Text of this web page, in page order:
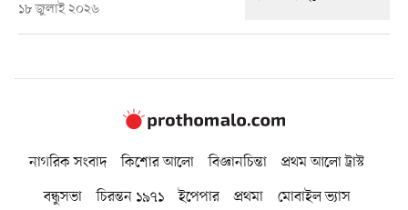
১৮ জুলাই ২০২৬
নাগরিক সংবাদ কিশোর আলো বিজ্ঞানচিন্তা
প্রথম আলো ট্রাস্ট
বন্ধুসভা
চিরন্তন ১৯৭১ ইপেপার প্রথমা মোবাইল ভ্যাস